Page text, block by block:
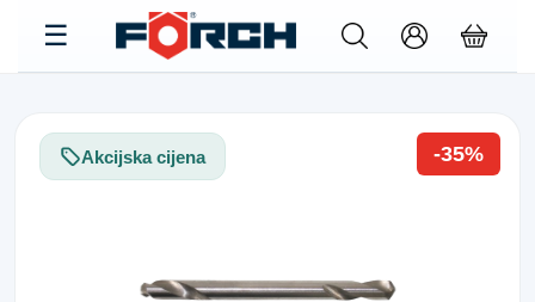
Akcijska cijena -35%